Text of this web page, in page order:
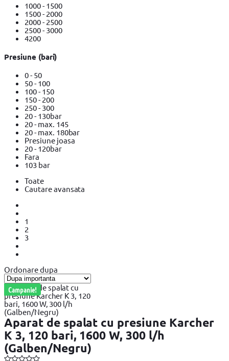
1000 - 1500
1500 - 2000
2000 - 2500
2500 - 3000
4200
Presiune (bari)
0 - 50
50 - 100
100 - 150
150 - 200
250 - 300
20 - 130bar
20 - max. 145
20 - max. 180bar
Presiune joasa
20 - 120bar
Fara
103 bar
Toate
Cautare avansata
1
2
3
Ordonare dupa
Campanie!
Aparat de spalat cu presiune Karcher
K 3, 120 bari, 1600 W, 300 l/h
(Galben/Negru)